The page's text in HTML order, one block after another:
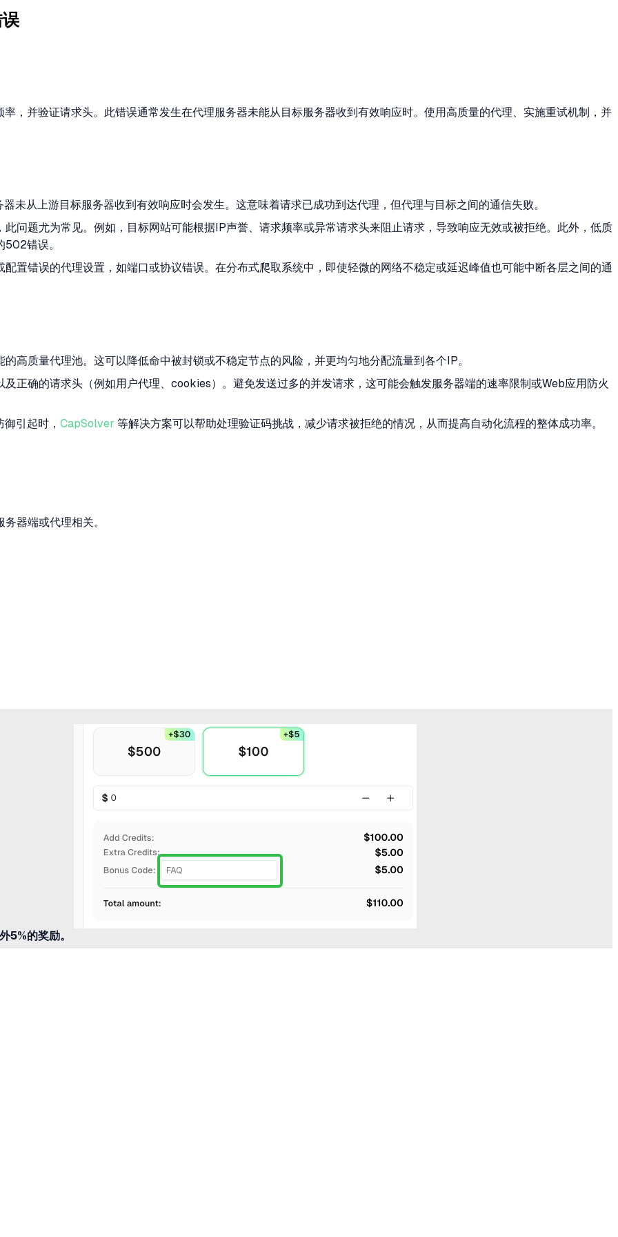
，并验证请求头。此错误通常发生在代理服务器未能从目标服务器收到有效响应时。使用高质量的代理、实施重试机制，并
未从上游目标服务器收到有效响应时会发生。这意味着请求已成功到达代理，但代理与目标之间的通信失败。
问题尤为常见。例如，目标网站可能根据IP声誉、请求频率或异常请求头来阻止请求，导致响应无效或被拒绝。此外，低质
错误。
置错误的代理设置，如端口或协议错误。在分布式爬取系统中，即使轻微的网络不稳定或延迟峰值也可能中断各层之间的通
高质量代理池。这可以降低命中被封锁或不稳定节点的风险，并更均匀地分配流量到各个IP。
正确的请求头（例如用户代理、cookies）。避免发送过多的并发请求，这可能会触发服务器端的速率限制或Web应用防火
引起时， CapSolver 等解决方案可以帮助处理验证码挑战，减少请求被拒绝的情况，从而提高自动化流程的整体成功率。
器端或代理相关。
5%的奖励。